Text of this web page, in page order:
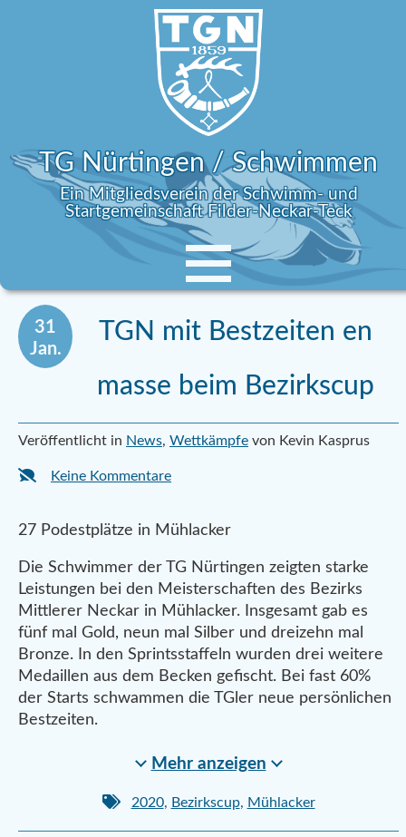
TG Nürtingen / Schwimmen
Ein Mitgliedsverein der Schwimm- und
Startgemeinschaft Filder-Neckar-Teck
31
Jan.
TGN mit Bestzeiten en
masse beim Bezirkscup
Veröffentlicht in News, Wettkämpfe von Kevin Kasprus
Keine Kommentare
27 Podestplätze in Mühlacker
Die Schwimmer der TG Nürtingen zeigten starke
Leistungen bei den Meisterschaften des Bezirks
Mittlerer Neckar in Mühlacker. Insgesamt gab es
fünf mal Gold, neun mal Silber und dreizehn mal
Bronze. In den Sprintsstaffeln wurden drei weitere
Medaillen aus dem Becken gefischt. Bei fast 60%
der Starts schwammen die TGler neue persönlichen
Bestzeiten.
Mehr anzeigen
2020, Bezirkscup, Mühlacker